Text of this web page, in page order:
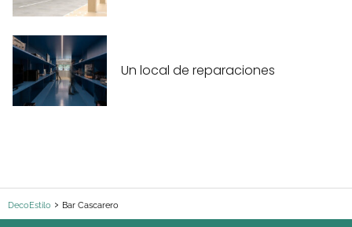
Un local de reparaciones
DecoEstilo Bar Cascarero